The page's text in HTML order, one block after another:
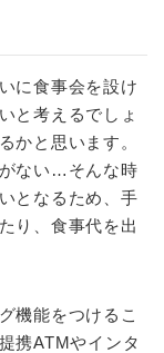
に食事会を設け
と考えるでしょ
かと思います。
ない…そんな時
となるため、手
り、食事代を出
機能をつけるこ
携ATMやインタ